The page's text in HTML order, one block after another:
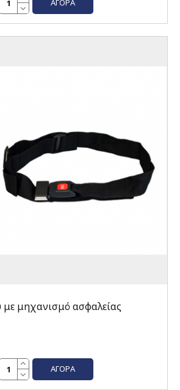
ΑΓΟΡΆ
με μηχανισμό ασφαλείας
ΑΓΟΡΆ